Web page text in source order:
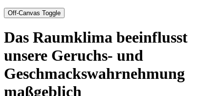
Off-Canvas Toggle
Das Raumklima beeinflusst
unsere Geruchs- und
Geschmackswahrnehmung
maßgeblich